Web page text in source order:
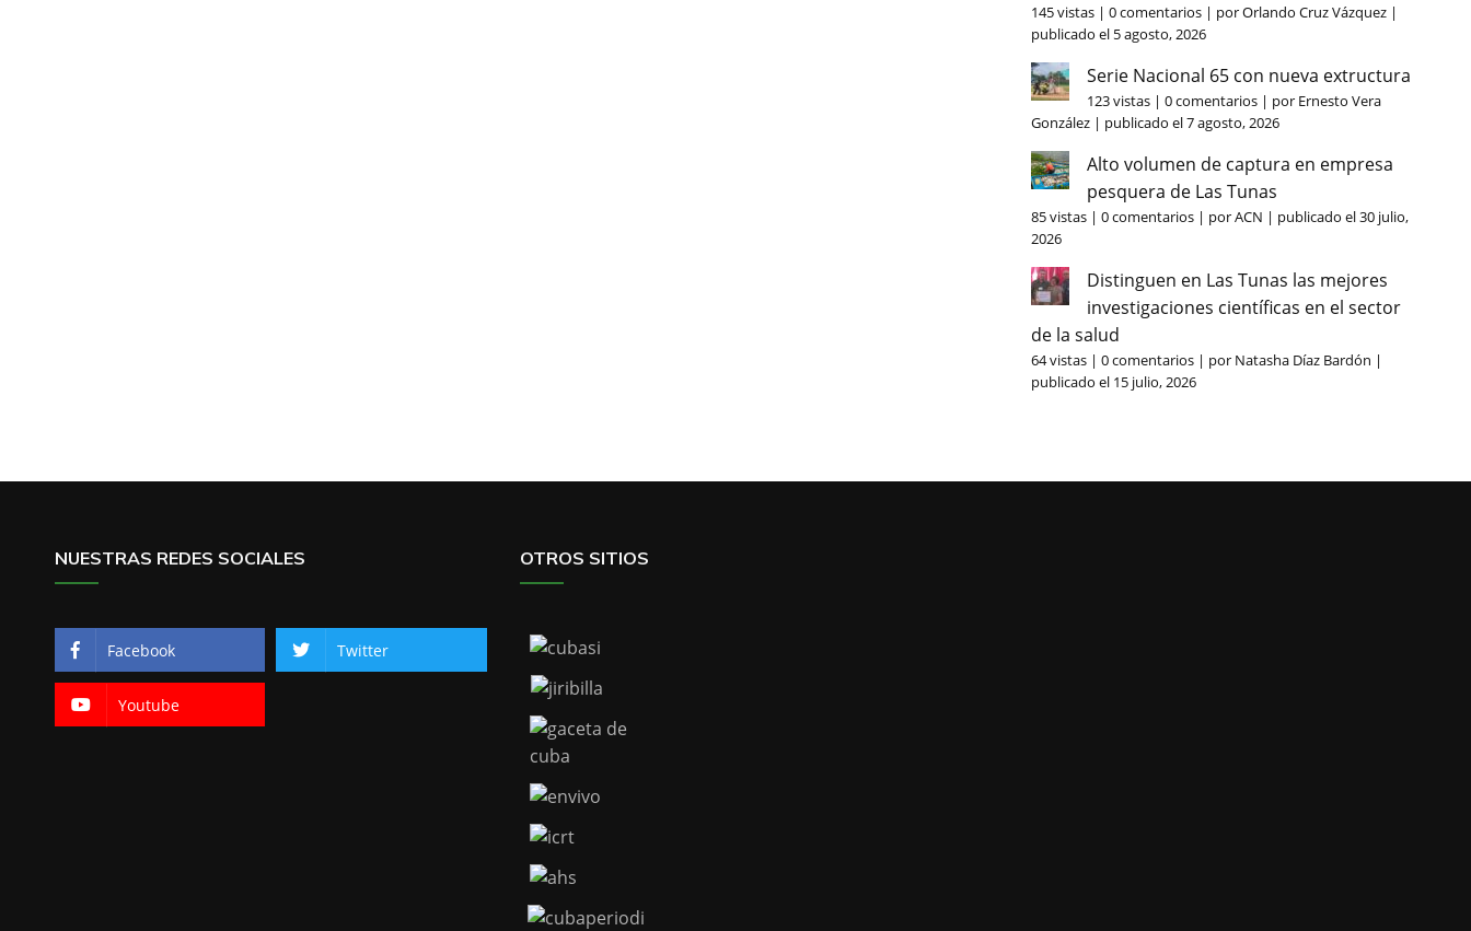
145 vistas| 0 comentarios| porOrlando Cruz Vázquez|
publicado el 5 agosto, 2026
Serie Nacional 65 con nueva extructura
123 vistas| 0 comentarios| por Ernesto Vera
González| publicado el 7 agosto, 2026
Alto volumen de captura en empresa
pesquera de Las Tunas
85 vistas| 0 comentarios| porACN | publicado el 30 julio,
2026
Distinguen en Las Tunas las mejores
investigaciones científicas en el sector
de la salud
64 vistas| 0 comentarios| por Natasha Díaz Bardón |
publicado el 15 julio, 2026
NUESTRAS REDES SOCIALES
Facebook Twitter
Youtube
OTROS SITIOS